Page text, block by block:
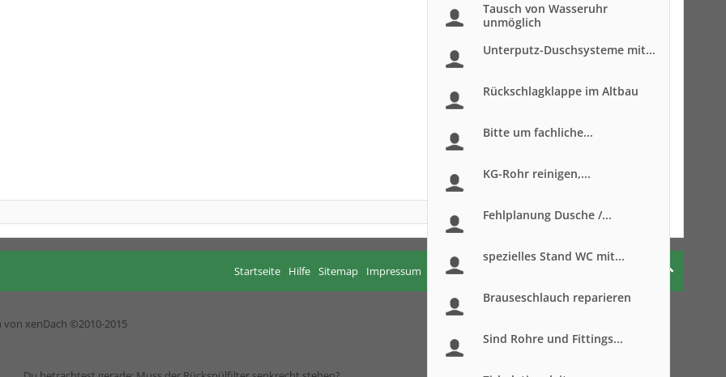
Tausch von Wasseruhr
unmöglich
Unterputz-Duschsysteme mit...
Rückschlagklappe im Altbau
Bitte um fachliche...
KG-Rohr reinigen,...
Fehlplanung Dusche /...
spezielles Stand WC mit...
Brauseschlauch reparieren
Sind Rohre und Fittings...
Startseite Hilfe Sitemap Impressum Nutzungsbedingungen
von xenDach ©2010-2015